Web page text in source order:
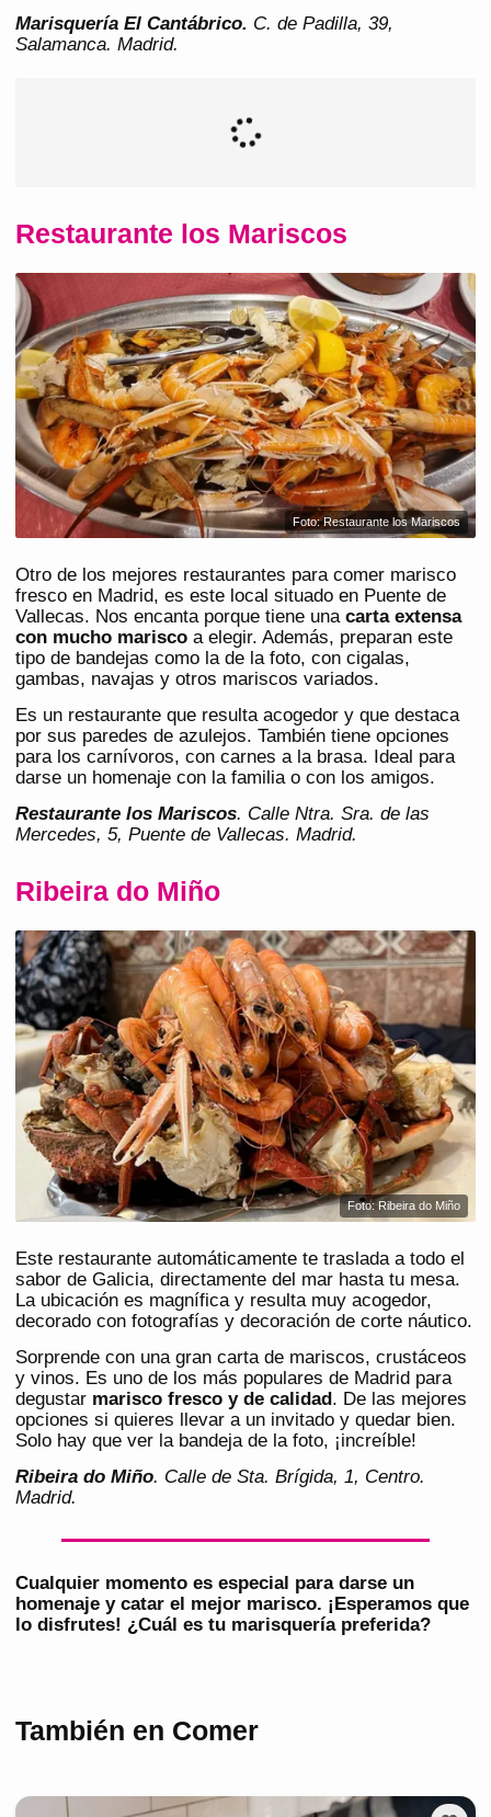
Marisquería El Cantábrico. C. de Padilla, 39,
Salamanca. Madrid.
Restaurante los Mariscos
Foto: Restaurante los Mariscos
Otro de los mejores restaurantes para comer marisco
fresco en Madrid, es este local situado en Puente de
Vallecas. Nos encanta porque tiene unacarta extensa
con mucho marisco a elegir. Además, preparan este
tipo de bandejas como la de la foto, con cigalas,
gambas, navajas y otros mariscos variados.
Es un restaurante que resulta acogedor y que destaca
por sus paredes de azulejos. También tiene opciones
para los carnívoros, con carnes a la brasa. Ideal para
darse un homenaje con la familia o con los amigos.
Restaurante los Mariscos. Calle Ntra. Sra. de las
Mercedes, 5, Puente de Vallecas. Madrid.
Ribeira do Miño
Foto: Ribeira do Miño
Este restaurante automáticamente te traslada a todo el
sabor de Galicia, directamente del mar hasta tu mesa.
La ubicación es magnífica y resulta muy acogedor,
decorado con fotografías y decoración de corte náutico.
Sorprende con una gran carta de mariscos, crustáceos
y vinos. Es uno de los más populares de Madrid para
degustar marisco fresco y de calidad. De las mejores
opciones si quieres llevar a un invitado y quedar bien.
Solo hay que ver la bandeja de la foto, ¡increíble!
Ribeira do Miño. Calle de Sta. Brígida, 1, Centro.
Madrid.
Cualquier momento es especial para darse un
homenaje y catar el mejor marisco. ¡Esperamos que
lo disfrutes! ¿Cuál es tu marisquería preferida?
También en Comer